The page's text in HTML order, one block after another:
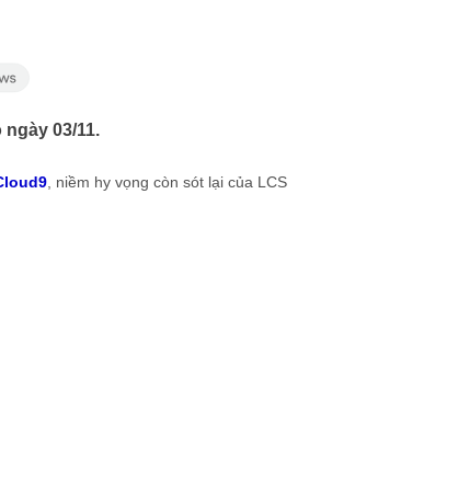
03/11.
, niềm hy vọng còn sót lại của LCS